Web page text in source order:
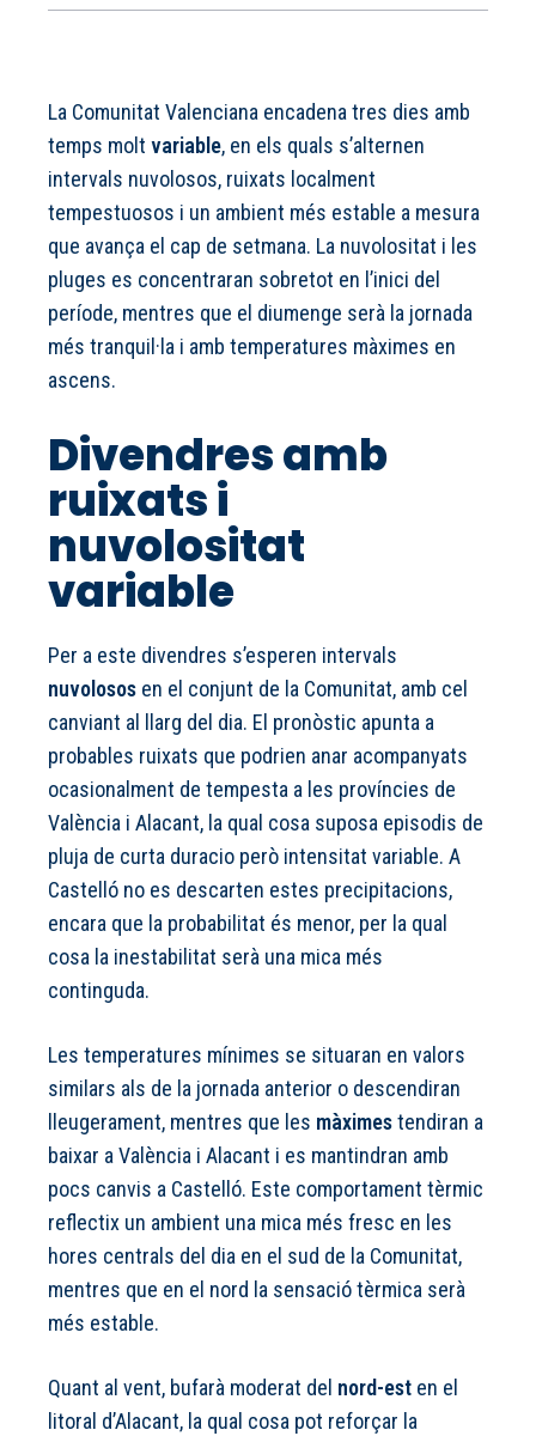
La Comunitat Valenciana encadena tres dies amb
temps molt variable, en els quals s’alternen
intervals nuvolosos, ruixats localment
tempestuosos i un ambient més estable a mesura
que avança el cap de setmana. La nuvolositat i les
pluges es concentraran sobretot en l’inici del
període, mentres que el diumenge serà la jornada
més tranquil·la i amb temperatures màximes en
ascens.
Divendres amb
ruixats i
nuvolositat
variable
Per a este divendres s’esperen intervals
nuvolosos en el conjunt de la Comunitat, amb cel
canviant al llarg del dia. El pronòstic apunta a
probables ruixats que podrien anar acompanyats
ocasionalment de tempesta a les províncies de
València i Alacant, la qual cosa suposa episodis de
pluja de curta duracio però intensitat variable. A
Castelló no es descarten estes precipitacions,
encara que la probabilitat és menor, per la qual
cosa la inestabilitat serà una mica més
continguda.
Les temperatures mínimes se situaran en valors
similars als de la jornada anterior o descendiran
lleugerament, mentres que les màximestendiran a
baixar a València i Alacant i es mantindran amb
pocs canvis a Castelló. Este comportament tèrmic
reflectix un ambient una mica més fresc en les
hores centrals del dia en el sud de la Comunitat,
mentres que en el nord la sensació tèrmica serà
més estable.
Quant al vent, bufarà moderat del nord-est en el
litoral d’Alacant, la qual cosa pot reforçar la